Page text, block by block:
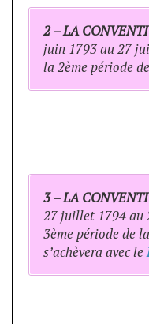
2 – LA
juin 1793 au 27
la 2ème période
3 – LA
27 juillet 1794 au
3ème période de
s’achèvera avec le